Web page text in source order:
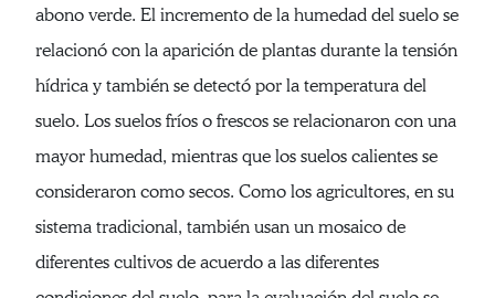
abono verde. El incremento de la humedad del suelo se
relacionó con la aparición de plantas durante la tensión
hídrica y también se detectó por la temperatura del
suelo. Los suelos fríos o frescos se relacionaron con una
mayor humedad, mientras que los suelos calientes se
consideraron como secos. Como los agricultores, en su
sistema tradicional, también usan un mosaico de
diferentes cultivos de acuerdo a las diferentes